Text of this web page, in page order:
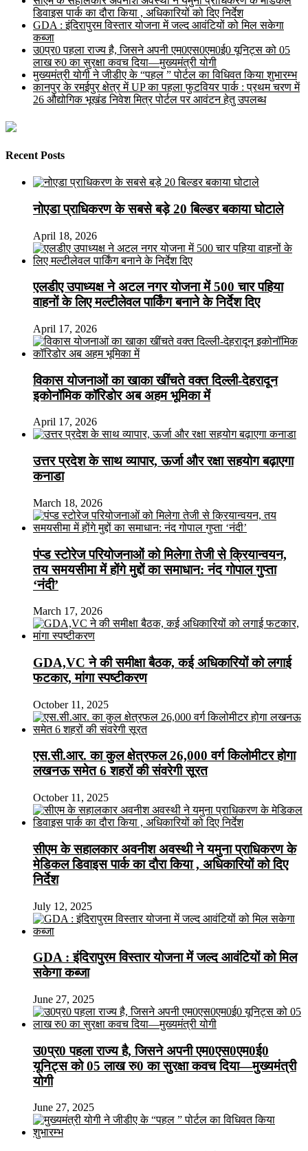
डिवाइस पार्क का दौरा किया , अधिकारियों को दिए निर्देश
GDA : इंदिरापुरम विस्तार योजना में जल्द आवंटियों को मिल सकेगा
कब्जा
उ0प्र0 पहला राज्य है, जिसने अपनी एम0एस0एम0ई0 यूनिट्स को 05
लाख रु0 का सुरक्षा कवच दिया—मुख्यमंत्री योगी
मुख्यमंत्री योगी ने जीडीए के “पहल ” पोर्टल का विधिवत किया शुभारम्भ
कानपुर के रमईपुर क्षेत्र में UP का पहला फुटवियर पार्क : प्रथम चरण में
26 औद्योगिक भूखंड निवेश मित्र पोर्टल पर आवंटन हेतु उपलब्ध
Recent Posts
नोएडा प्राधिकरण के सबसे बड़े 20 बिल्डर बकाया घोटाले
April 18, 2026
एलडीए उपाध्यक्ष ने अटल नगर योजना में 500 चार पहिया
वाहनों के लिए मल्टीलेवल पार्किंग बनाने के निर्देश दिए
April 17, 2026
विकास योजनाओं का खाका खींचते वक्त दिल्ली-देहरादून
इकोनॉमिक कॉरिडोर अब अहम भूमिका में
April 17, 2026
उत्तर प्रदेश के साथ व्यापार, ऊर्जा और रक्षा सहयोग बढ़ाएगा
कनाडा
March 18, 2026
पंप्ड स्टोरेज परियोजनाओं को मिलेगा तेजी से क्रियान्वयन,
तय समयसीमा में होंगे मुद्दों का समाधान: नंद गोपाल गुप्ता
‘नंदी’
March 17, 2026
GDA,VC ने की समीक्षा बैठक, कई अधिकारियों को लगाई
फटकार, मांगा स्पष्टीकरण
October 11, 2025
एस.सी.आर. का कुल क्षेत्रफल 26,000 वर्ग किलोमीटर होगा
लखनऊ समेत 6 शहरों की संवरेगी सूरत
October 11, 2025
सीएम के सहालकार अवनीश अवस्थी ने यमुना प्राधिकरण के
मेडिकल डिवाइस पार्क का दौरा किया , अधिकारियों को दिए
निर्देश
July 12, 2025
GDA : इंदिरापुरम विस्तार योजना में जल्द आवंटियों को मिल
सकेगा कब्जा
June 27, 2025
उ0प्र0 पहला राज्य है, जिसने अपनी एम0एस0एम0ई0
यूनिट्स को 05 लाख रु0 का सुरक्षा कवच दिया—मुख्यमंत्री
योगी
June 27, 2025